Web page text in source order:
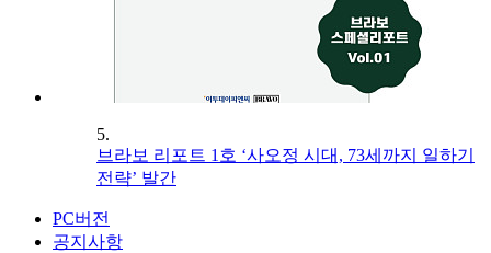
5.
브라보 리포트 1호 ‘사오정 시대, 73세까지 일하기
전략’ 발간
PC버전
공지사항